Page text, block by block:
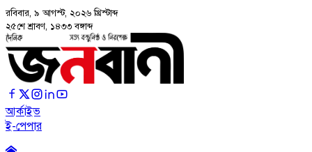
রবিবার, ৯ আগস্ট, ২০২৬ খ্রিস্টাব্দ
২৫শে শ্রাবণ, ১৪৩৩ বঙ্গাব্দ
আর্কাইভ
ই-পেপার